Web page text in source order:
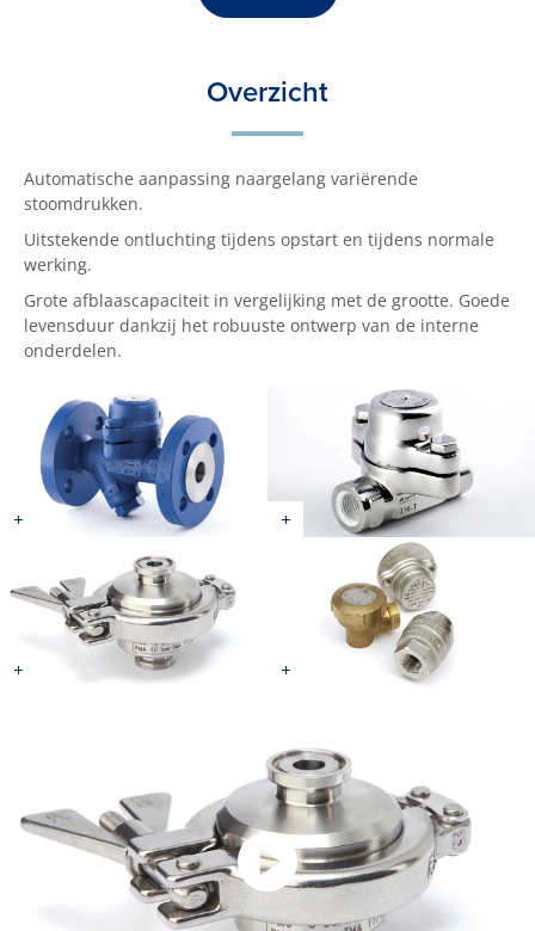
Overzicht
Automatische aanpassing naargelang variërende
stoomdrukken.
Uitstekende ontluchting tijdens opstart en tijdens normale
werking.
Grote afblaascapaciteit in vergelijking met de grootte. Goede
levensduur dankzij het robuuste ontwerp van de interne
onderdelen.